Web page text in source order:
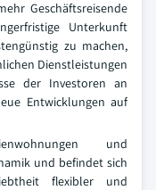
Geschäftsreisende
Unterkunft
zu machen,
Dienstleistungen
der Investoren an
Entwicklungen auf
und
und befindet sich
flexibler und